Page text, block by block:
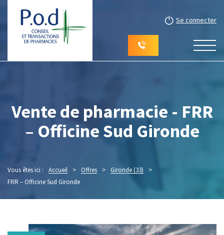
Se connecter
Vente de pharmacie - FRR
– Officine Sud Gironde
Vous êtes ici : Accueil > Offres > Gironde (33)
>
FRR – Officine Sud Gironde